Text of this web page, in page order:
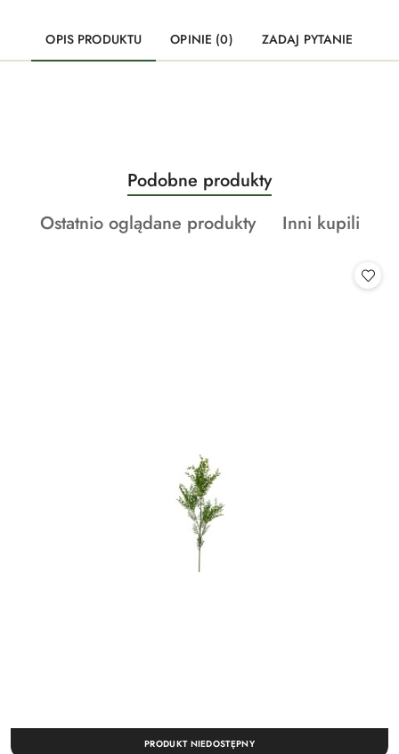
OPIS PRODUKTU OPINIE (0) ZADAJ PYTANIE
Pomiń karuzelę produktów
Produkty
o
statusie:
Podobne produkty
Produkty
Ostatnio oglądane produkty
Produkty
Inni kupili
PRODUKT NIEDOSTĘPNY